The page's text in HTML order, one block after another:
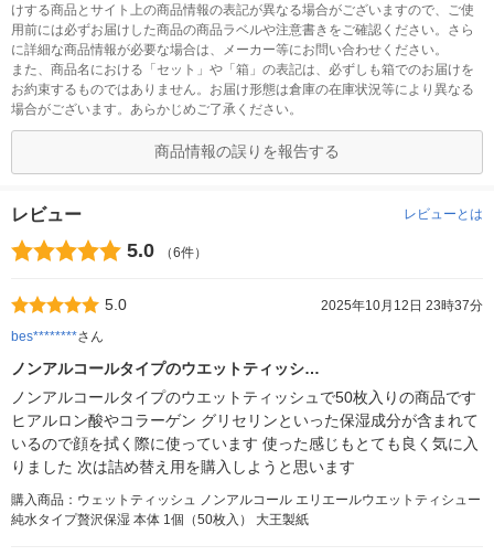
けする商品とサイト上の商品情報の表記が異なる場合がございますので、ご使
用前には必ずお届けした商品の商品ラベルや注意書きをご確認ください。さら
に詳細な商品情報が必要な場合は、メーカー等にお問い合わせください。
また、商品名における「セット」や「箱」の表記は、必ずしも箱でのお届けを
お約束するものではありません。お届け形態は倉庫の在庫状況等により異なる
場合がございます。あらかじめご了承ください。
商品情報の誤りを報告する
レビュー レビューとは
5.0 （6件）
5.0
2025年10月12日 23時37分
bes********さん
ノンアルコールタイプのウエットティッシ…
ノンアルコールタイプのウエットティッシュで50枚入りの商品です
ヒアルロン酸やコラーゲン グリセリンといった保湿成分が含まれて
いるので顔を拭く際に使っています 使った感じもとても良く気に入
りました 次は詰め替え用を購入しようと思います
購入商品：ウェットティッシュ ノンアルコール エリエールウエットティシュー
純水タイプ贅沢保湿 本体 1個（50枚入） 大王製紙